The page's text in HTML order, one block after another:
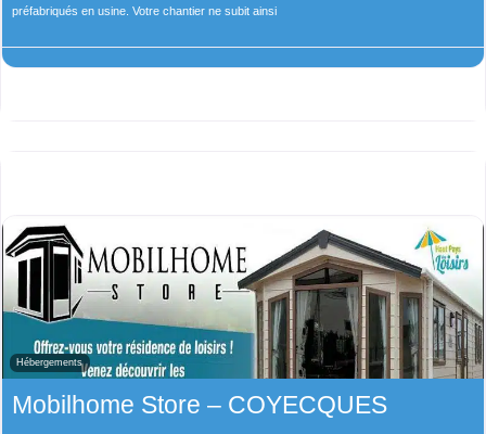
préfabriqués en usine. Votre chantier ne subit ainsi
Hébergements
Mobilhome Store – COYECQUES